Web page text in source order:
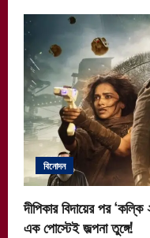
বিনোদন
দীপিকার বিদায়ের পর
এক পোস্টেই জল্পনা তুঙ্গে!